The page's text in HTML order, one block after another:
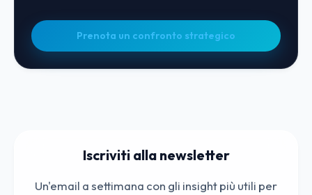
Prenota un confronto strategico
Iscriviti alla newsletter
Un'email a settimana con gli insight più utili per